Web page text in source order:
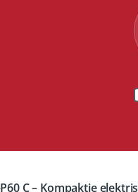
C – Kompaktie